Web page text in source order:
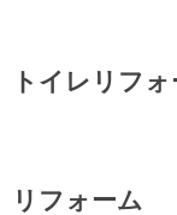
トイレリフォ
リフォーム